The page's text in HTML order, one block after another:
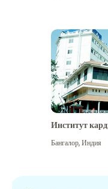
Институт
Бангалор,Индия